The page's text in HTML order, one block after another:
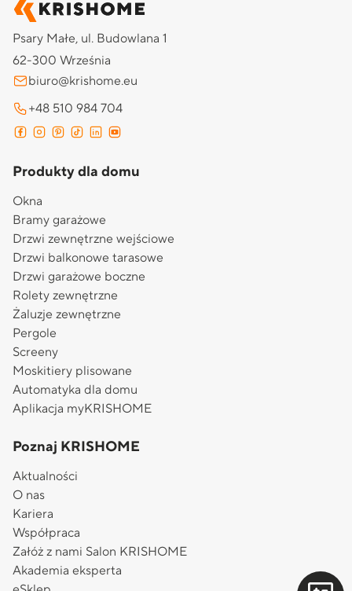
Psary Małe, ul. Budowlana 1
62-300 Września
biuro@krishome.eu
+48 510 984 704
Produkty dla domu
Okna
Bramy garażowe
Drzwi zewnętrzne wejściowe
Drzwi balkonowe tarasowe
Drzwi garażowe boczne
Rolety zewnętrzne
Żaluzje zewnętrzne
Pergole
Screeny
Moskitiery plisowane
Automatyka dla domu
Aplikacja myKRISHOME
Poznaj KRISHOME
Aktualności
O nas
Kariera
Współpraca
Załóż z nami Salon KRISHOME
Akademia eksperta